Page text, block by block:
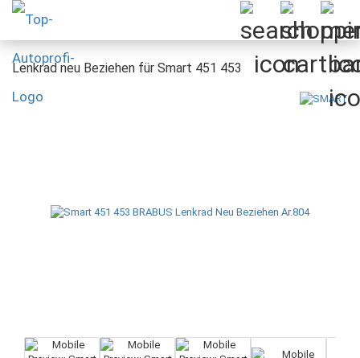
Lenkrad neu Beziehen für Smart 451 453